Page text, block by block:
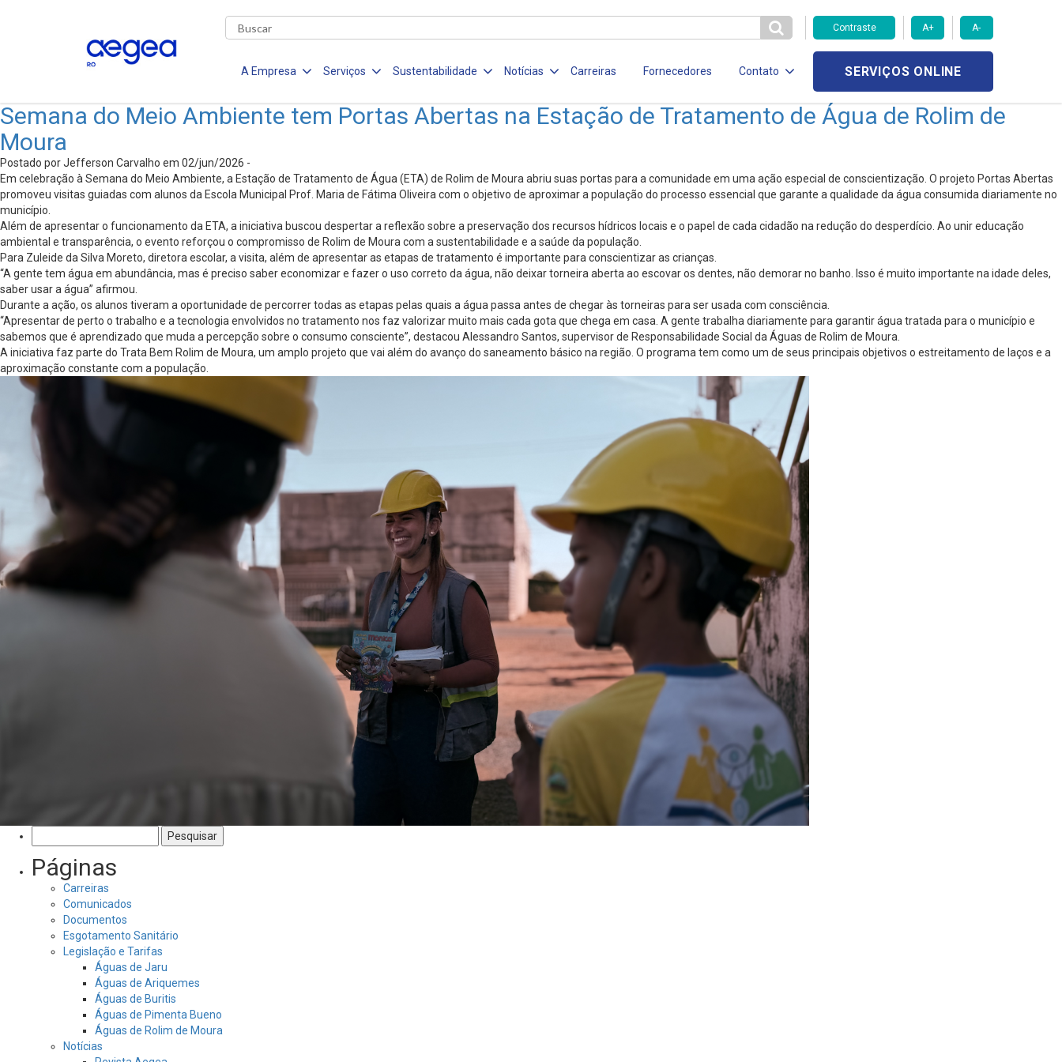
Contraste A+ A-
A Empresa Serviços Sustentabilidade Notícias Carreiras Fornecedores Contato SERVIÇOS ONLINE
Semana do Meio Ambiente tem Portas Abertas na Estação de Tratamento de Água de Rolim de
Moura
Postado por Jefferson Carvalho em 02/jun/2026 -
Em celebração à Semana do Meio Ambiente, a Estação de Tratamento de Água (ETA) de Rolim de Moura abriu suas portas para a comunidade em uma ação especial de conscientização. O projeto Portas Abertas
promoveu visitas guiadas com alunos da Escola Municipal Prof. Maria de Fátima Oliveira com o objetivo de aproximar a população do processo essencial que garante a qualidade da água consumida diariamente no
município.
Além de apresentar o funcionamento da ETA, a iniciativa buscou despertar a reflexão sobre a preservação dos recursos hídricos locais e o papel de cada cidadão na redução do desperdício. Ao unir educação
ambiental e transparência, o evento reforçou o compromisso de Rolim de Moura com a sustentabilidade e a saúde da população.
Para Zuleide da Silva Moreto, diretora escolar, a visita, além de apresentar as etapas de tratamento é importante para conscientizar as crianças.
“A gente tem água em abundância, mas é preciso saber economizar e fazer o uso correto da água, não deixar torneira aberta ao escovar os dentes, não demorar no banho. Isso é muito importante na idade deles,
saber usar a água” afirmou.
Durante a ação, os alunos tiveram a oportunidade de percorrer todas as etapas pelas quais a água passa antes de chegar às torneiras para ser usada com consciência.
“Apresentar de perto o trabalho e a tecnologia envolvidos no tratamento nos faz valorizar muito mais cada gota que chega em casa. A gente trabalha diariamente para garantir água tratada para o município e
sabemos que é aprendizado que muda a percepção sobre o consumo consciente”, destacou Alessandro Santos, supervisor de Responsabilidade Social da Águas de Rolim de Moura.
A iniciativa faz parte do Trata Bem Rolim de Moura, um amplo projeto que vai além do avanço do saneamento básico na região. O programa tem como um de seus principais objetivos o estreitamento de laços e a
aproximação constante com a população.
por:
Páginas
Carreiras
Comunicados
Documentos
Esgotamento Sanitário
Legislação e Tarifas
Águas de Jaru
Águas de Ariquemes
Águas de Buritis
Águas de Pimenta Bueno
Águas de Rolim de Moura
Notícias